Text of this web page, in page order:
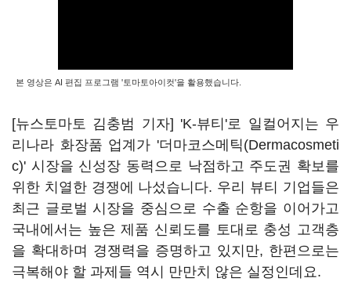
본 영상은 AI 편집 프로그램 '토마토아이컷'을 활용했습니다.
[뉴스토마토 김충범 기자] 'K-뷰티'로 일컬어지는 우
리나라 화장품 업계가 '더마코스메틱(Dermacosmeti
c)' 시장을 신성장 동력으로 낙점하고 주도권 확보를
위한 치열한 경쟁에 나섰습니다. 우리 뷰티 기업들은
최근 글로벌 시장을 중심으로 수출 순항을 이어가고
국내에서는 높은 제품 신뢰도를 토대로 충성 고객층
을 확대하며 경쟁력을 증명하고 있지만, 한편으로는
극복해야 할 과제들 역시 만만치 않은 실정인데요.